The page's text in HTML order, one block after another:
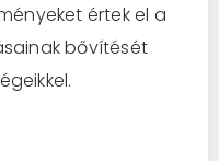
értek el a
bővítését